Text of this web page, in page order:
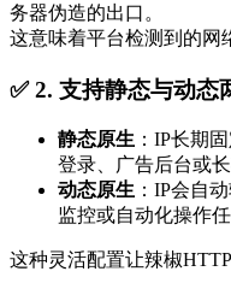
务器伪造的出口。
这意味着平台检测到的网
✅ 2. 支持静态与动态
静态原生 ：IP长期
登录、广告后台或长
动态原生 ：IP会自
监控或自动化操作任
这种灵活配置让辣椒